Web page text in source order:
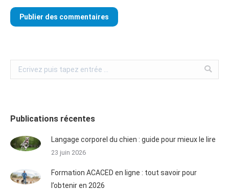
Publier des commentaires
Publications récentes
Langage corporel du chien : guide pour mieux le lire
23 juin 2026
Formation ACACED en ligne : tout savoir pour
l’obtenir en 2026